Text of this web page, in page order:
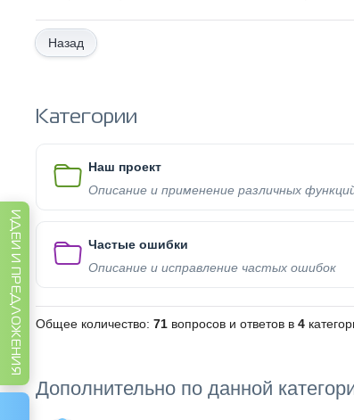
Назад
Категории
Наш проект
Частые ошибки
Описание и исправление частых ошибок
Общее количество: 71 вопросов и ответов в 4
Дополнительно по данной
ИДЕИ И ПРЕДЛОЖЕНИЯ